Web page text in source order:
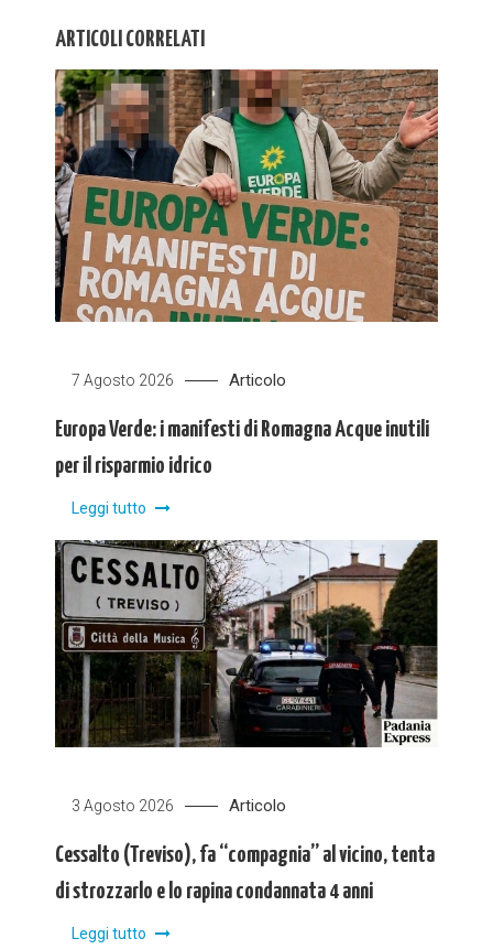
ARTICOLI CORRELATI
7 Agosto 2026 Articolo
Europa Verde: i manifesti di Romagna Acque inutili
per il risparmio idrico
Leggi tutto
3 Agosto 2026 Articolo
Cessalto (Treviso), fa “compagnia” al vicino, tenta
di strozzarlo e lo rapina condannata 4 anni
Leggi tutto